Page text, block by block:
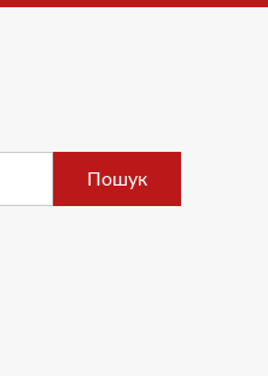
Пошук